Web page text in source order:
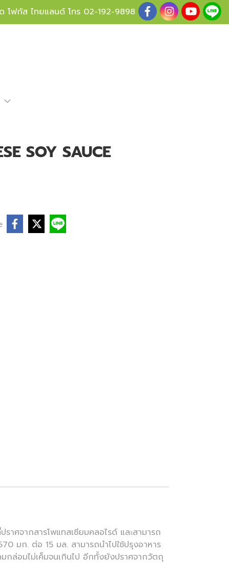
โฟกัส ไทยแลนด์ โทร 02-192-9898
SOY SAUCE
จากสารโพแทสเซียมคลอไรด์ และสามารถ
มก. ต่อ 15 มล. สามารถนำไปใช้ปรุงอาหาร
ล่อมไม่เค็มจนเกินไป อีกทั้งยังปราศจากวัตถุ